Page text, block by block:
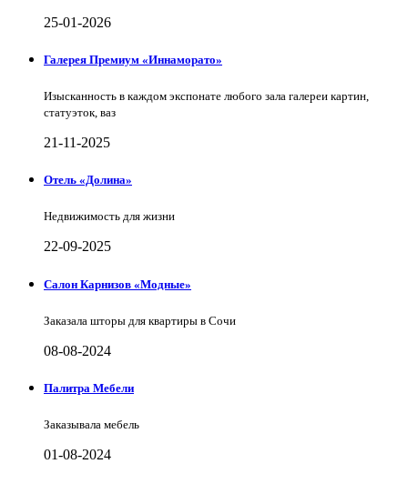
25-01-2026
Галерея Премиум «Иннаморато»
Изысканность в каждом экспонате любого зала галереи картин,
статуэток, ваз
21-11-2025
Отель «Долина»
Недвижимость для жизни
22-09-2025
Салон Карнизов «Модные»
Заказала шторы для квартиры в Сочи
08-08-2024
Палитра Мебели
Заказывала мебель
01-08-2024